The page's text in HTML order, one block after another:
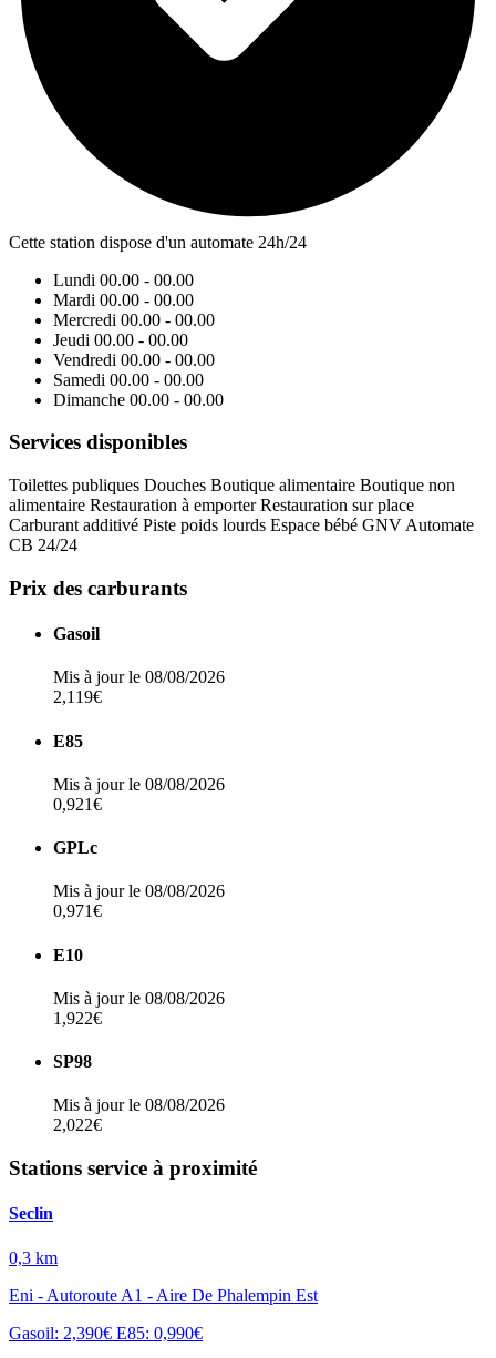
Cette station dispose d'un automate 24h/24
Lundi 00.00 - 00.00
Mardi 00.00 - 00.00
Mercredi 00.00 - 00.00
Jeudi 00.00 - 00.00
Vendredi 00.00 - 00.00
Samedi 00.00 - 00.00
Dimanche 00.00 - 00.00
Services disponibles
Toilettes publiques Douches Boutique alimentaire Boutique non
alimentaire Restauration à emporterRestauration sur place
Carburant additivé Piste poids lourds Espace bébé GNV Automate
CB 24/24
Prix des carburants
Gasoil
Mis à jour le 08/08/2026
2,119€
E85
Mis à jour le 08/08/2026
0,921€
GPLc
Mis à jour le 08/08/2026
0,971€
E10
Mis à jour le 08/08/2026
1,922€
SP98
Mis à jour le 08/08/2026
2,022€
Stations service à proximité
Seclin
0,3 km
Eni - Autoroute A1 - Aire De Phalempin Est
Gasoil: 2,390€ E85: 0,990€